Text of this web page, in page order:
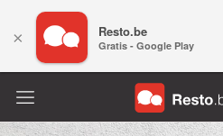
× Resto.be
Gratis - Google Play